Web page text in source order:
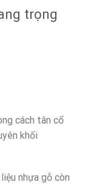
trọng
cách tân cổ
khối
nhựa gỗ còn